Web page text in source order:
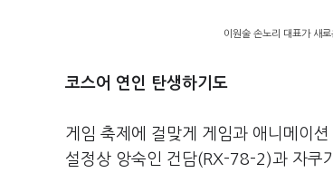
이원술 손노리 대표가 새
코스어 연인 탄생하기도
게임 축제에 걸맞게 게임과 애니메이
설정상 앙숙인 건담(RX-78-2)과 자쿠